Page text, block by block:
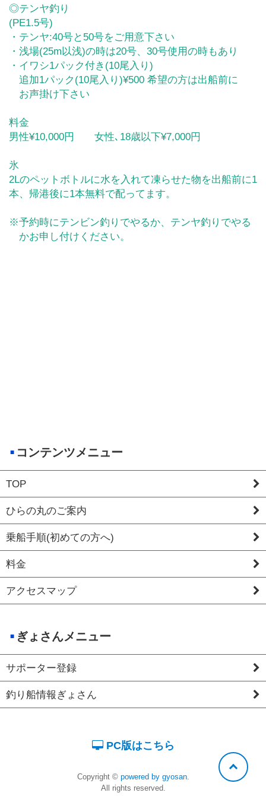
◎テンヤ釣り
(PE1.5号)
・テンヤ:40号と50号をご用意下さい
・浅場(25m以浅)の時は20号、30号使用の時もあり
・イワシ1パック付き(10尾入り)
追加1パック(10尾入り)¥500 希望の方は出船前に
お声掛け下さい
料金
男性¥10,000円 女性､18歳以下¥7,000円
氷
2Lのペットボトルに水を入れて凍らせた物を出船前に1
本、帰港後に1本無料で配ってます。
※予約時にテンビン釣りでやるか、テンヤ釣りでやる
かお申し付けください。
コンテンツメニュー
TOP
ひらの丸のご案内
乗船手順(初めての方へ)
料金
アクセスマップ
ぎょさんメニュー
サポーター登録
釣り船情報ぎょさん
PC版はこちら
Copyright © powered by gyosan.
All rights reserved.